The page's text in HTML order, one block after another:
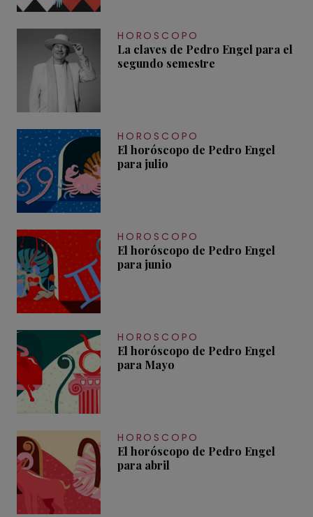
HOROSCOPO
La claves de Pedro Engel para el
segundo semestre
HOROSCOPO
El horóscopo de Pedro Engel
para julio
HOROSCOPO
El horóscopo de Pedro Engel
para junio
HOROSCOPO
El horóscopo de Pedro Engel
para Mayo
HOROSCOPO
El horóscopo de Pedro Engel
para abril